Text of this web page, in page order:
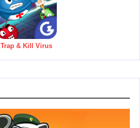
Trap & Kill Virus